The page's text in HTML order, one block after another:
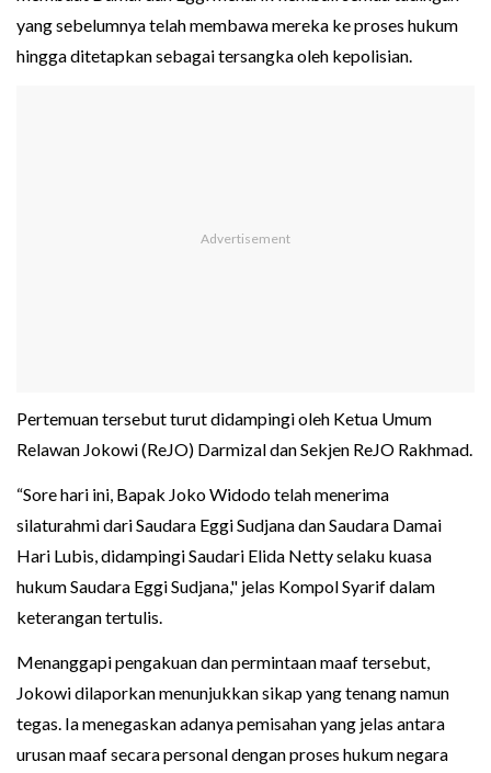
yang sebelumnya telah membawa mereka ke proses hukum
hingga ditetapkan sebagai tersangka oleh kepolisian.
Pertemuan tersebut turut didampingi oleh Ketua Umum
Relawan Jokowi (ReJO) Darmizal dan Sekjen ReJO Rakhmad.
“Sore hari ini, Bapak Joko Widodo telah menerima
silaturahmi dari Saudara Eggi Sudjana dan Saudara Damai
Hari Lubis, didampingi Saudari Elida Netty selaku kuasa
hukum Saudara Eggi Sudjana," jelas Kompol Syarif dalam
keterangan tertulis.
Menanggapi pengakuan dan permintaan maaf tersebut,
Jokowi dilaporkan menunjukkan sikap yang tenang namun
tegas. Ia menegaskan adanya pemisahan yang jelas antara
urusan maaf secara personal dengan proses hukum negara